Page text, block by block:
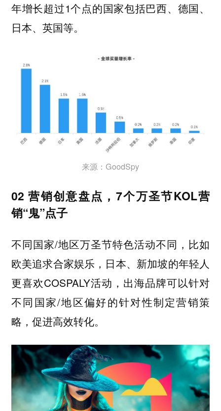
年增长超过1个点的国家包括巴西、德国、
日本、英国等。
来源：GoodSpy
02 营销创意盘点，7个万圣节KOL营
销“鬼”点子
不同国家/地区万圣节特色活动不同，比如
欧美追求合家娱乐，日本、新加坡的年轻人
更喜欢COSPALY活动，出海品牌可以针对
不同国家/地区偏好的针对性制定营销策
略，促进高效转化。